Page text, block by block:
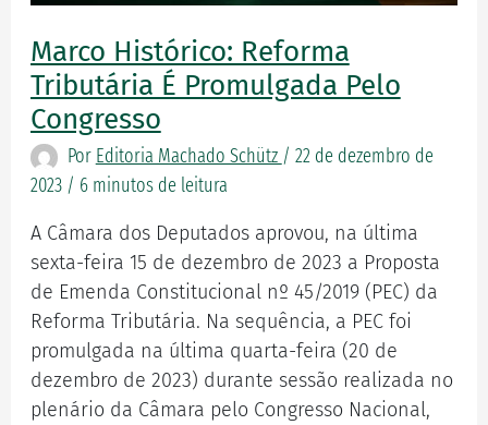
Marco Histórico: Reforma
Tributária É Promulgada Pelo
Congresso
Por Editoria Machado Schütz / 22 de dezembro de
2023 / 6 minutos de leitura
A Câmara dos Deputados aprovou, na última
sexta-feira 15 de dezembro de 2023 a Proposta
de Emenda Constitucional nº 45/2019 (PEC) da
Reforma Tributária. Na sequência, a PEC foi
promulgada na última quarta-feira (20 de
dezembro de 2023) durante sessão realizada no
plenário da Câmara pelo Congresso Nacional,